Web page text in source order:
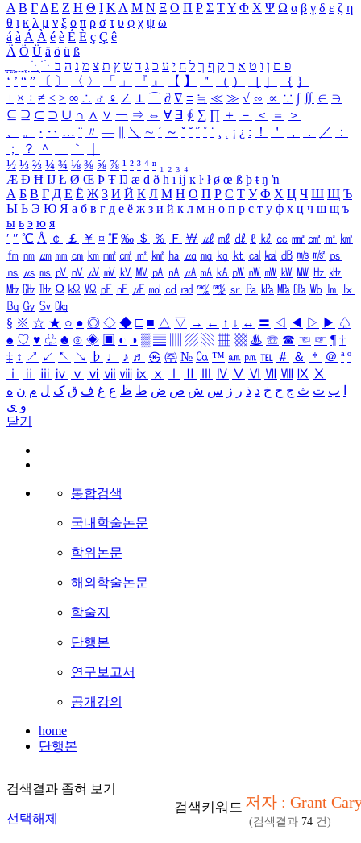
Α Β ΓΔ Ε Ζ Η Θ Ι ΚΛ Μ Ν Ξ Ο Π Ρ Σ ΤΥ Φ Χ Ψ Ω α β γ δ ε ζ η
θ ι κ λ μ ν ξ ο π ρ σ τ υ φ χ ψ ω
á à Á À é è É È ç Ç ê
Ä Ö Ü ä ö ü ß
ִֶֹ ֻּ ׁׂ פ ם ן ו ט א ר ק ף ך ל ח י ע כ ג ד ש ץ ת צ מ נ ה ב
‘ ’ “ ” 〔 〕 〈 〉 「 」 『 』 【 】 ＂ （ ） ［ ］ ｛ ｝
± × ÷ ≠ ≤ ≥ ∞ ∴ ♂ ♀ ∠ ⊥ ⌒ ∂ ∇ ≡ ≒ ≪ ≫ √ ∽ ∝ ∵ ∫ ∬ ∈ ∋
⊆ ⊇ ⊂ ⊃ ∪ ∩ ∧ ∨ ￢ ⇒ ⇔ ∀ ∃ ∮ ∑ ∏ ＋ － ＜ ＝
＞
、
。 · ‥ … ¨ 〃 ― ＼ ∼ ´ ～ ˇ ˘ ˝ ˚ ˙ ¸ ¡ ¿ ː ！ ＇ ， ． ／
：
；
？ ＾ ｀
½ ⅓ ⅔ ¼ ¾ ⅛ ⅜ ⅝ ⅞ ¹ ² ³ ⁴ ⁿ ₁ ₂ ₃ ₄
Æ Ð Ħ Ĳ Ł Ø Œ Þ Ŧ Ŋ æ đ ð ħ ı ĳ ĸ ŀ ł ø œ ß þ ŧ ŋ ŉ
А Б В Г Д Е Ё Ж З И Й К Л М Н О П Р С Т У Ф Х Ц Ч Ш Щ Ъ
Ы Ь Э Ю Я а б в г д е ё ж з и й к л м н о п р с т у ф х ц ч ш щ ъ
ы ь э ю я
′ ″ ℃ Å ￠ ￡ ￥ ¤ ℉ ‰ ＄ ％ Ｆ ￦ ㎕ ㎖ ㎗ ℓ ㎘ ㏄ ㎣ ㎤ ㎥ ㎦
㎙ ㎚ ㎛ ㎜ ㎝ ㎞ ㎟ ㎠ ㎡ ㎢ ㏊ ㎍ ㎎ ㎏ ㏏ ㎈ ㎉ ㏈ ㎧ ㎨ ㎰
㎱ ㎲ ㎳ ㎴ ㎵ ㎶ ㎷ ㎸ ㎹ ㎀ ㎁ ㎂ ㎃ ㎄ ㎺ ㎻ ㎽ ㎾ ㎿ ㎐ ㎑
㎒ ㎓ ㎔ Ω ㏀ ㏁ ㎊ ㎋ ㎌ ㏖ ㏅ ㎭ ㎮ ㎯ ㏛ ㎩ ㎪ ㎫ ㎬ ㏝ ㏐
㏓
㏃ ㏉ ㏜ ㏆
§ ※ ☆ ★ ○ ● ◎ ◇ ◆ □ ■ △ ▽ → ← ↑ ↓ ↔ 〓 ◁ ◀ ▷ ▶ ♤
♠ ♡ ♥ ♧ ♣ ⊙ ◈ ▣ ◐ ◑ ▒ ▤ ▨ ▧ ▦ ▩ ♨ ☏ ☎ ☜ ☞ ¶ †
‡ ↕ ↗ ↙ ↖ ↘ ♭ ♩ ♪ ♬ ㉿ ㈜ № ㏇ ™ ㏂ ㏘ ℡ ＃ ＆ ＊ ＠ ª º
ⅰ
ⅱ ⅲ ⅳ ⅴ ⅵ ⅶ ⅷ ⅸ ⅹ Ⅳ Ⅴ Ⅵ Ⅶ Ⅷ Ⅸ Ⅹ
ب ت ث ج ح خ د ذ ر ز س ش ص ض ط ظ ع غ ف ق ک ل م ن ه
و ی
닫기
통합검색
국내학술논문
학위논문
해외학술논문
학술지
단행본
연구보고서
공개강의
home
단행본
검색결과 좁혀 보기
선택해제
검색키워드 저자 : Grant
(검색결과 74 건)